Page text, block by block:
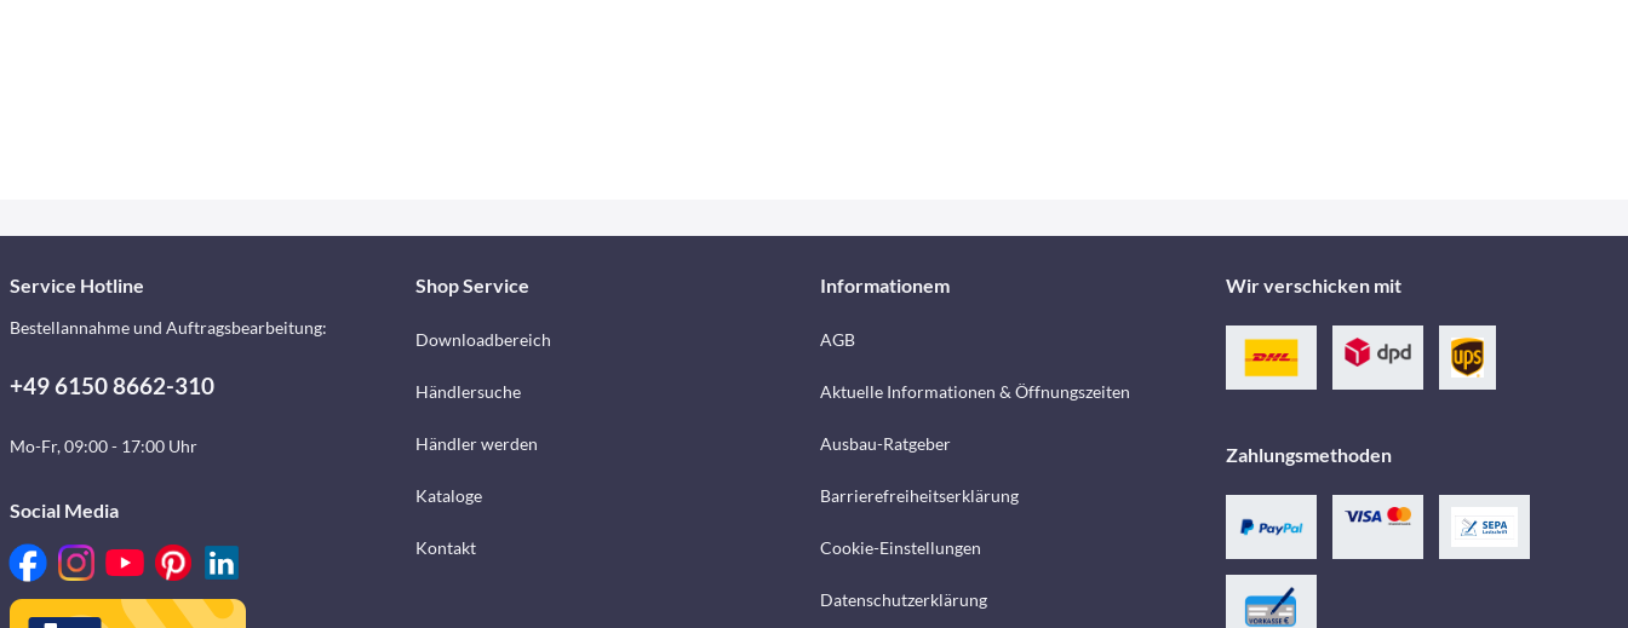
Service Hotline
Bestellannahme und Auftragsbearbeitung:
+49 6150 8662-310
Mo-Fr, 09:00 - 17:00 Uhr
Social Media
Shop Service
Downloadbereich
Händlersuche
Händler werden
Kataloge
Kontakt
Informationem
AGB
Aktuelle Informationen & Öffnungszeiten
Ausbau-Ratgeber
Barrierefreiheitserklärung
Cookie-Einstellungen
Datenschutzerklärung
Wir verschicken mit
Zahlungsmethoden